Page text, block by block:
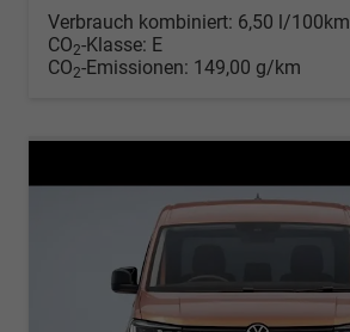
Verbrauch kombiniert: 6,50 l/100km
CO2-Klasse: E
CO2-Emissionen: 149,00 g/km